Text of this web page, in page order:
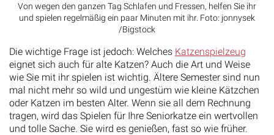
Von wegen den ganzen Tag Schlafen und Fressen, helfen Sie ihr
und spielen regelmäßig ein paar Minuten mit ihr. Foto: jonnysek
/Bigstock
Die wichtige Frage ist jedoch: Welches Katzenspielzeug
eignet sich auch für alte Katzen? Auch die Art und Weise
wie Sie mit ihr spielen ist wichtig. Ältere Semester sind nun
mal nicht mehr so wild und ungestüm wie kleine Kätzchen
oder Katzen im besten Alter. Wenn sie all dem Rechnung
tragen, wird das Spielen für Ihre Seniorkatze ein wertvollen
und tolle Sache. Sie wird es genießen, fast so wie früher.